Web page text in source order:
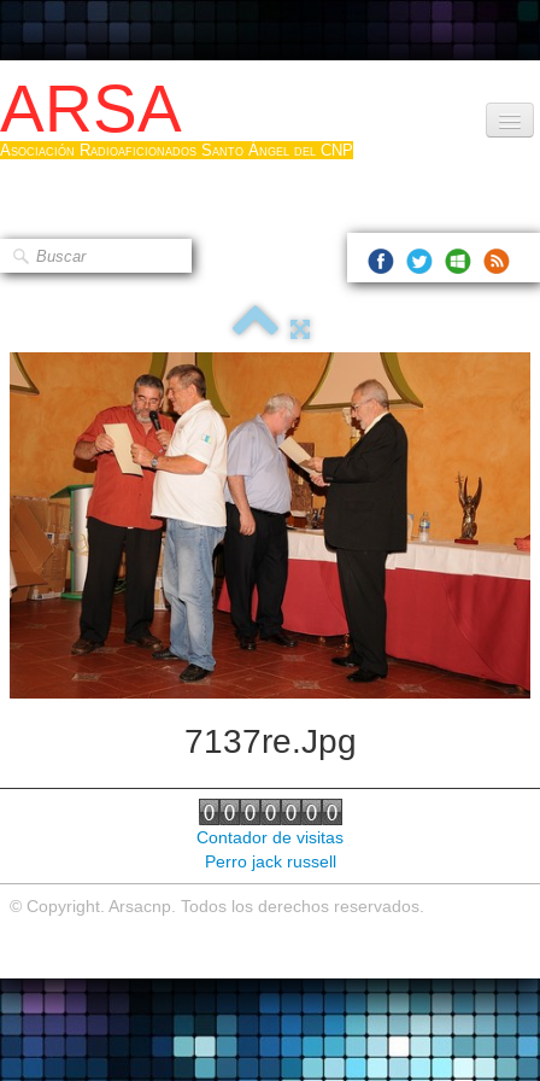
ARSA
Asociación Radioaficionados Santo Ángel del CNP
Que es la ARSA
Hacerse socio
Log diploma en Pdf
▼
Sistemas Digitales
Noticias de interés
Contacto
7137re.jpg
Contador de visitas
Perro jack russell
© Copyright. Arsacnp. Todos los derechos reservados.